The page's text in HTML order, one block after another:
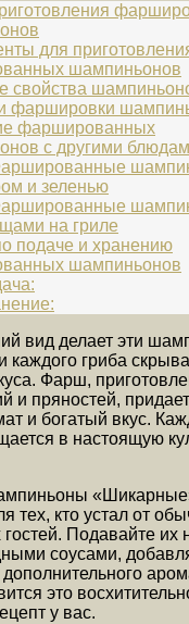
для
шампиньонов
свойства
фаршировки
фаршированных
с другими
и зеленью
на гриле
подаче и хранению
шампиньонов
вид делает эти
гриба
Фарш,
и пряностей,
и богатый вкус.
в настоящую
тех, кто устал от
гостей. Подавайте их
соусами,
это
у вас.